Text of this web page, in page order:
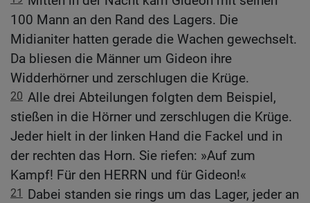
100 Mann an den Rand des Lagers. Die
Midianiter hatten gerade die Wachen gewechselt.
Da bliesen die Männer um Gideon ihre
Widderhörner und zerschlugen die Krüge.
20 Alle drei Abteilungen folgten dem Beispiel,
stießen in die Hörner und zerschlugen die Krüge.
Jeder hielt in der linken Hand die Fackel und in
der rechten das Horn. Sie riefen: »Auf zum
Kampf! Für den HERRN und für Gideon!«
21 Dabei standen sie rings um das Lager, jeder an